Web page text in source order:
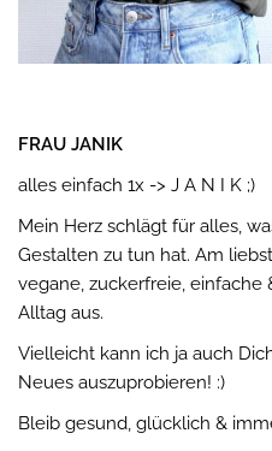
FRAU JANIK
alles einfach 1x -> J A N I K ;)
Mein Herz schlägt für alles,
Gestalten zu tun hat. Am
vegane, zuckerfreie,
Alltag aus.
Vielleicht kann ich ja auch
Neues auszuprobieren! :)
Bleib gesund, glücklich &